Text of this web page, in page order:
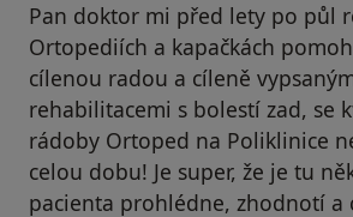
Pan doktor mi před lety po půl
Ortopediích a kapačkách
cílenou radou a cíleně
rehabilitacemi s bolestí zad, se
rádoby Ortoped na Poliklinice
celou dobu! Je super, že je tu
pacienta prohlédne, zhodnotí a